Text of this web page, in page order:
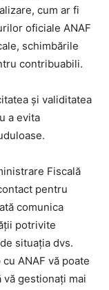
cum ar fi
oficiale ANAF
schimbările
contribuabili.
și validitatea
a evita
Fiscală
pentru
comunica
potrivite
situația dvs.
ANAF vă poate
gestionați mai